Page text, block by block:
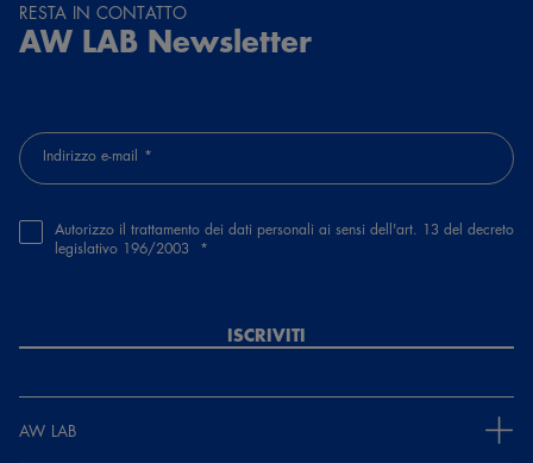
RESTA IN CONTATTO
AW LAB Newsletter
Indirizzo e-mail
Autorizzo il trattamento dei dati personali ai sensi dell'art. 13 del decreto
legislativo 196/2003
ISCRIVITI
AW LAB